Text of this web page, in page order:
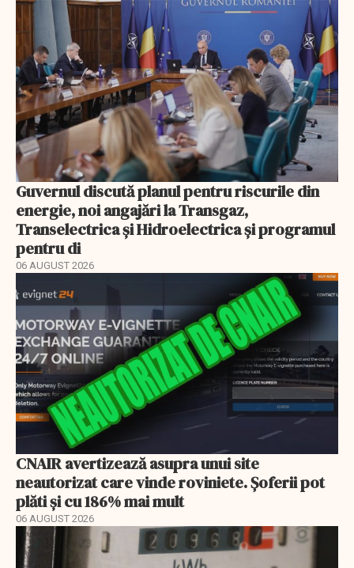
Guvernul discută planul pentru riscurile din
energie, noi angajări la Transgaz,
Transelectrica și Hidroelectrica și programul
pentru di
06 AUGUST 2026
CNAIR avertizează asupra unui site
neautorizat care vinde roviniete. Șoferii pot
plăti și cu 186% mai mult
06 AUGUST 2026